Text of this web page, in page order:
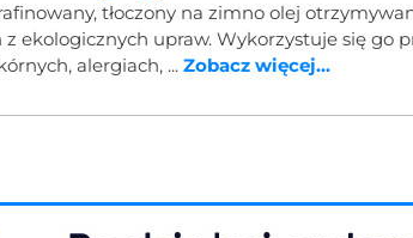
tłoczony na zimno olej
z ekologicznych upraw. Wykorzystuje się go
alergiach, ...Zobacz więcej...